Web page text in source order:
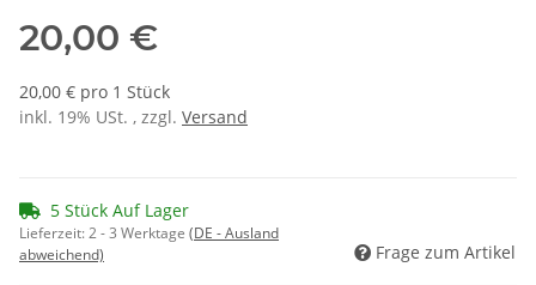
20,00 €
20,00 € pro 1 Stück
inkl. 19% USt. , zzgl. Versand
5 Stück Auf Lager
Lieferzeit:2 - 3 Werktage (DE - Ausland
abweichend)
Frage zum Artikel